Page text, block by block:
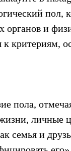
пол,
и
к критериям,
пола,
личные
семья и